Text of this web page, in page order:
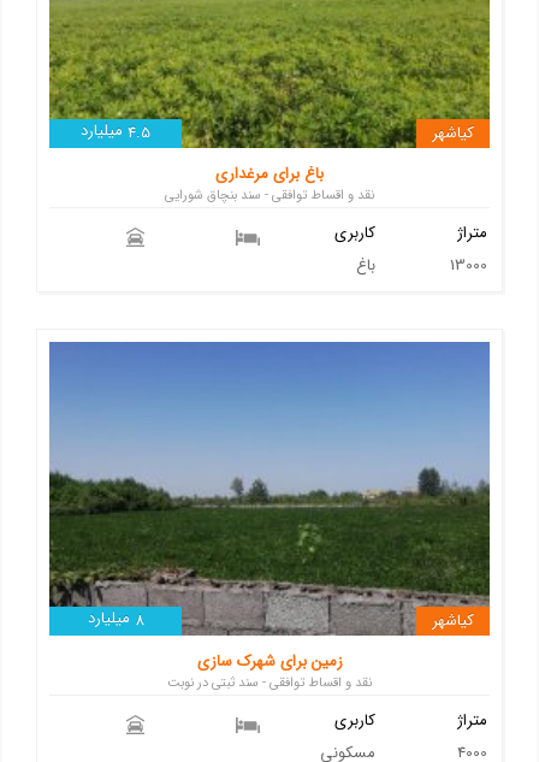
4.5 میلیارد
کیاشهر
باغ برای مرغداری
نقد و اقساط توافقی - سند بنچاق شورایی
کاربری
باغ
متراژ
13000
8 میلیارد
کیاشهر
زمین برای شهرک سازی
نقد و اقساط توافقی - سند ثبتی در نوبت
کاربری
مسکونی
متراژ
4000